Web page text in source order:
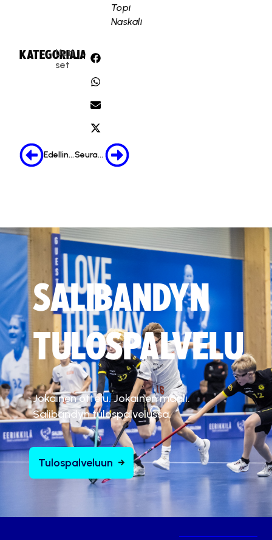
Topi
Naskali
KATEGORIA:
Uuti
set
JAA:
Edellinen Seuraava
SALIBANDYN
TULOSPALVELU
Jokainen ottelu. Jokainen maali.
Salibandyn tulospalvelussa.
Tulospalveluun